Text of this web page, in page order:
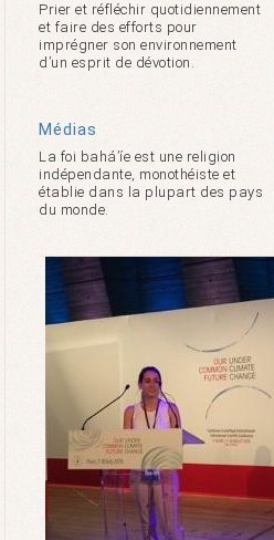
Prier et réfléchir quotidiennement
et faire des efforts pour
imprégner son environnement
d’un esprit de dévotion.
Médias
La foi bahá’íe est une religion
indépendante, monothéiste et
établie dans la plupart des pays
du monde.